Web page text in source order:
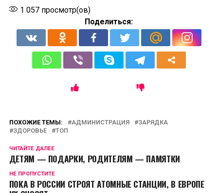
1 057просмотр(ов)
Поделиться:
ПОХОЖИЕ ТЕМЫ: АДМИНИСТРАЦИЯ
ЗАРЯДКА
ЗДОРОВЬЕ
ТОП
ЧИТАЙТЕ ДАЛЕЕ
ДЕТЯМ — ПОДАРКИ, РОДИТЕЛЯМ — ПАМЯТКИ
НЕ ПРОПУСТИТЕ
ПОКА В РОССИИ СТРОЯТ АТОМНЫЕ СТАНЦИИ, В ЕВРОПЕ